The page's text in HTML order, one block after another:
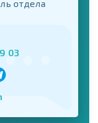
отдела
03